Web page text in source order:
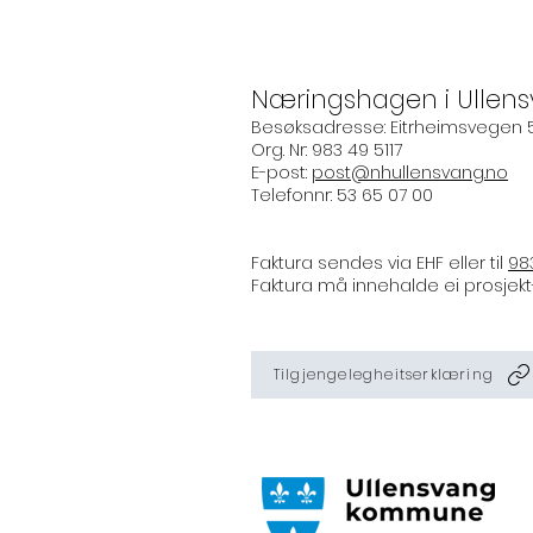
Næringshagen i
Besøksadresse: Eitrheimsvegen
Org. Nr: 983 49 5117
E-post: post@nhullensvang.no
​Telefonnr: 53 65 07 00
Faktura sendes via EHF eller til
Faktura må innehalde ei
Tilgjengelegheitserklæring